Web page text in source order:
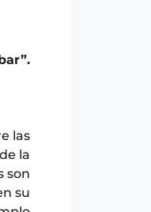
las
la
son
su